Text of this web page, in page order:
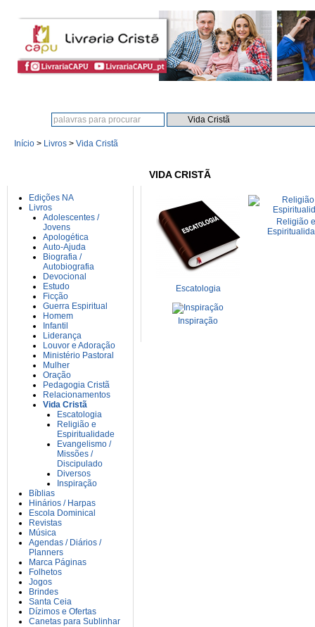
Início > Livros > Vida Cristã
Edições NA
Livros
Adolescentes /
Jovens
Apologética
Auto-Ajuda
Biografia /
Autobiografia
Devocional
Estudo
Ficção
Guerra Espiritual
Homem
Infantil
Liderança
Louvor e Adoração
Ministério Pastoral
Mulher
Oração
Pedagogia Cristã
Relacionamentos
Vida Cristã
Escatologia
Religião e
Espiritualidade
Evangelismo /
Missões /
Discipulado
Diversos
Inspiração
Bíblias
Hinários / Harpas
Escola Dominical
Revistas
Música
Agendas / Diários /
Planners
Marca Páginas
Folhetos
Jogos
Brindes
Santa Ceia
Dízimos e Ofertas
Canetas para Sublinhar
VIDA CRISTÃ
Escatologia
Religião e
Inspiração